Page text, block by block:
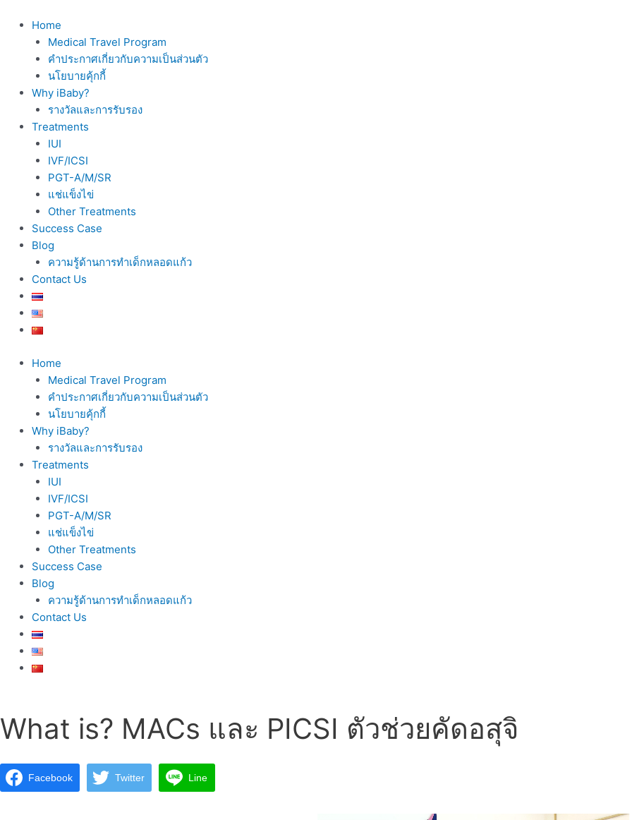
content
Home
Medical Travel Program
คำประกาศเกี่ยวกับความเป็นส่วนตัว
นโยบายคุ้กกี้
Why iBaby?
รางวัลและการรับรอง
Treatments
IUI
IVF/ICSI
PGT-A/M/SR
แช่แข็งไข่
Other Treatments
Success Case
Blog
ความรู้ด้านการทำเด็กหลอดแก้ว
Contact Us
Home
Medical Travel Program
คำประกาศเกี่ยวกับความเป็นส่วนตัว
นโยบายคุ้กกี้
Why iBaby?
รางวัลและการรับรอง
Treatments
IUI
IVF/ICSI
PGT-A/M/SR
แช่แข็งไข่
Other Treatments
Success Case
Blog
ความรู้ด้านการทำเด็กหลอดแก้ว
Contact Us
What is? MACs และ PICSI ตัวช่วยคัดอสุจิ
Facebook Twitter Line